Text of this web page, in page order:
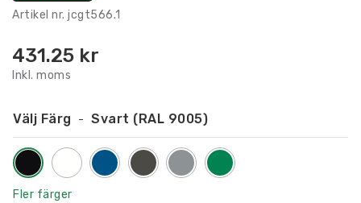
Artikel nr. jcgt566.1
431.25 kr
Inkl. moms
Välj Färg Svart (RAL 9005)
Fler färger